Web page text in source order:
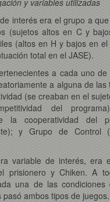
interés era el grupo a
(sujetos altos en C y
(altos en H y bajos en
total en el JASE).
a cada uno
a alguna de las
(se creaban en el
del
la cooperatividad del
y Grupo de Control
variable de interés, era
prisionero y Chiken. A
una de las condiciones
ambos tipos de juegos.